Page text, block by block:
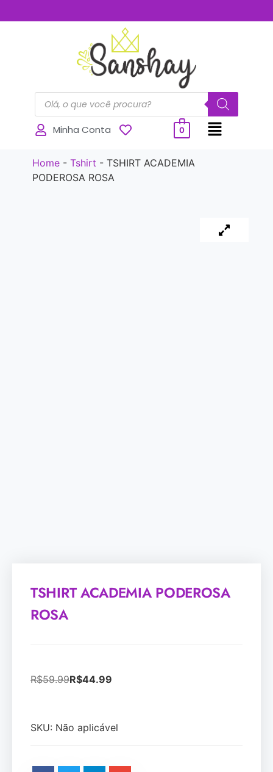
Minha Conta 0
Home- Tshirt - TSHIRT ACADEMIA
PODEROSA ROSA
TSHIRT ACADEMIA PODEROSA
ROSA
R$59.99R$44.99
SKU: Não aplicável